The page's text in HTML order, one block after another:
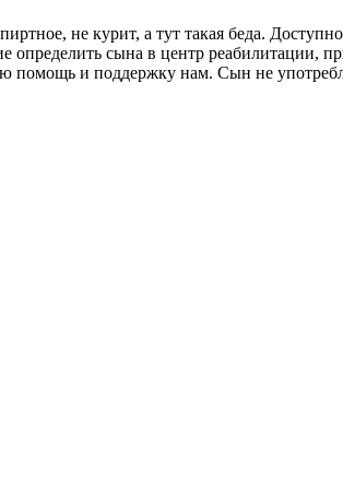
не курит, а тут такая беда.
сына в центр реабилитации,
помощь и поддержку нам. Сын не